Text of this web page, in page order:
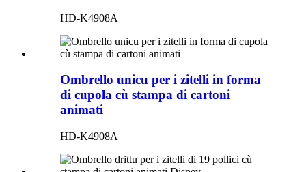
HD-K4908A
Ombrello unicu per i zitelli in forma
di cupola cù stampa di cartoni
animati
HD-K4908A